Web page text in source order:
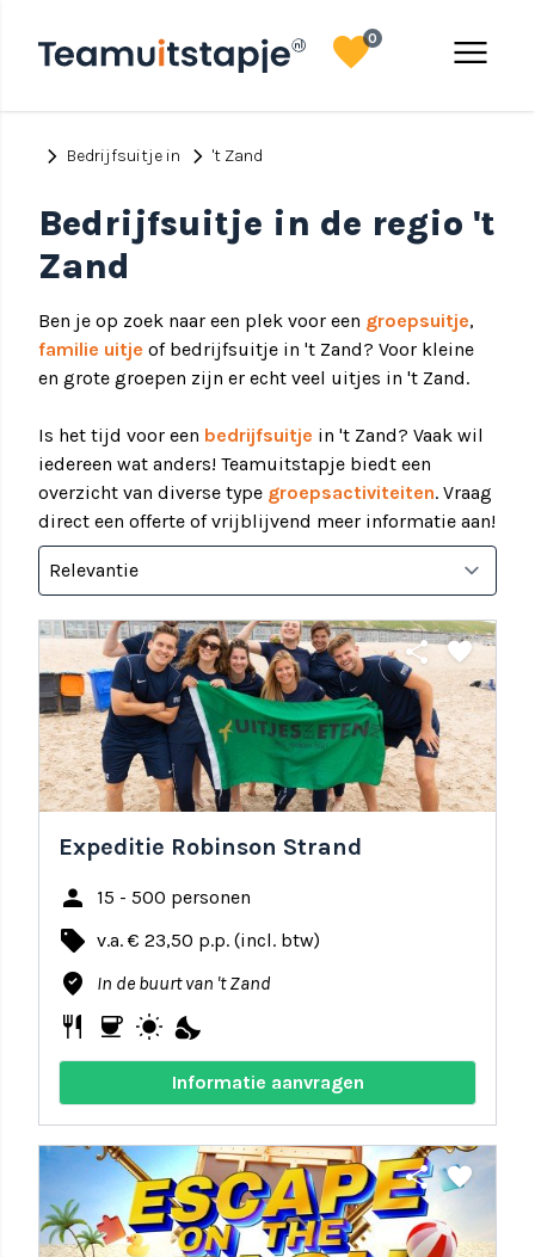
menu
favorite0
chevron_right Bedrijfsuitje in chevron_right 't Zand
Bedrijfsuitje in de regio 't
Zand
Ben je op zoek naar een plek voor een groepsuitje,
familie uitje of bedrijfsuitje in 't Zand? Voor kleine
en grote groepen zijn er echt veel uitjes in 't Zand.
Is het tijd voor een bedrijfsuitje in 't Zand? Vaak wil
iedereen wat anders! Teamuitstapje biedt een
overzicht van diverse type groepsactiviteiten. Vraag
direct een offerte of vrijblijvend meer informatie aan!
share favorite
Expeditie Robinson Strand
person 15 - 500 personen
local_offer v.a. € 23,50 p.p. (incl. btw)
where_to_vote In de buurt van 't Zand
restaurant coffee wb_sunny nights_stay
Informatie aanvragen
share favorite